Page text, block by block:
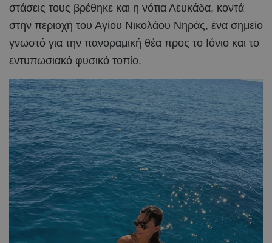
στάσεις τους βρέθηκε και η νότια Λευκάδα, κοντά
στην περιοχή του Αγίου Νικολάου Νηράς, ένα σημείο
γνωστό για την πανοραμική θέα προς το Ιόνιο και το
εντυπωσιακό φυσικό τοπίο.